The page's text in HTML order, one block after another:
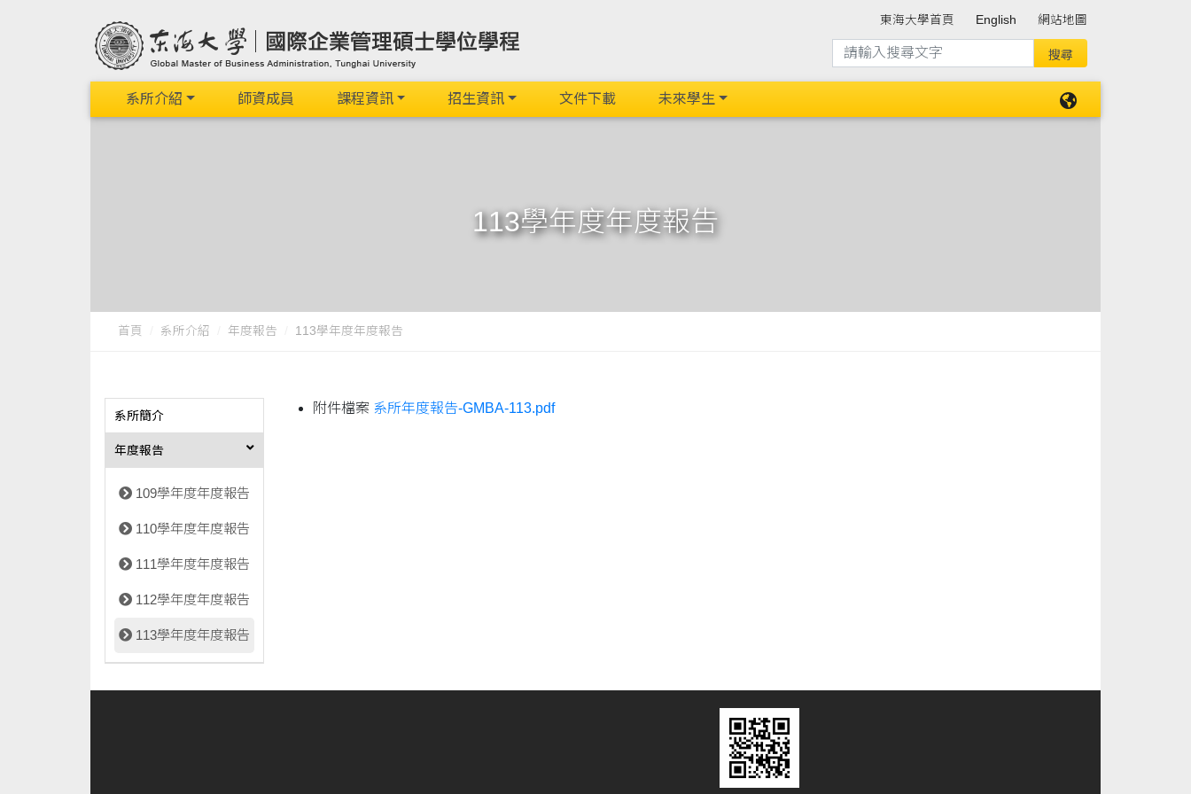
東海大學首頁 English 網站地圖
系所介紹 師資成員 課程資訊 招生資訊 文件下載 未來學生
113學年度年度報告
首頁 系所介紹 年度報告 113學年度年度報告
系所簡介
年度報告
109學年度年度報告
110學年度年度報告
111學年度年度報告
112學年度年度報告
113學年度年度報告
附件檔案 系所年度報告-GMBA-113.pdf